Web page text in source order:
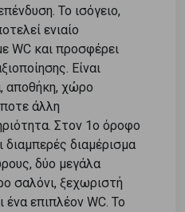
Το ισόγειο,
ενιαίο
WC και προσφέρει
Είναι
αποθήκη, χώρο
άλλη
Στον 1ο όροφο
διαμπερές διαμέρισμα
δύο μεγάλα
σαλόνι, ξεχωριστή
ένα επιπλέον WC. Το